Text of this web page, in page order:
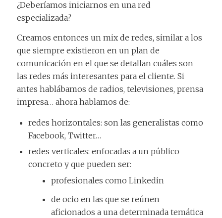
¿Deberíamos iniciarnos en una red
especializada?
Creamos entonces un mix de redes, similar a los
que siempre existieron en un plan de
comunicación en el que se detallan cuáles son
las redes más interesantes para el cliente. Si
antes hablábamos de radios, televisiones, prensa
impresa… ahora hablamos de:
redes horizontales: son las generalistas como
Facebook, Twitter…
redes verticales: enfocadas a un público
concreto y que pueden ser:
profesionales como Linkedin
de ocio en las que se reúnen
aficionados a una determinada temática